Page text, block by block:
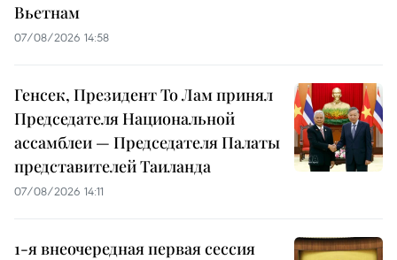
Вьетнам
07/08/2026 14:58
Генсек, Президент То Лам принял
Председателя Национальной
ассамблеи — Председателя Палаты
представителей Таиланда
07/08/2026 14:11
1-я внеочередная первая сессия